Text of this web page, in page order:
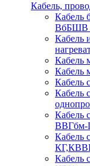
Кабель,
Кабель
Кабель
Кабель
Кабель
Кабель
ВВГбм-
Кабель
Кабель